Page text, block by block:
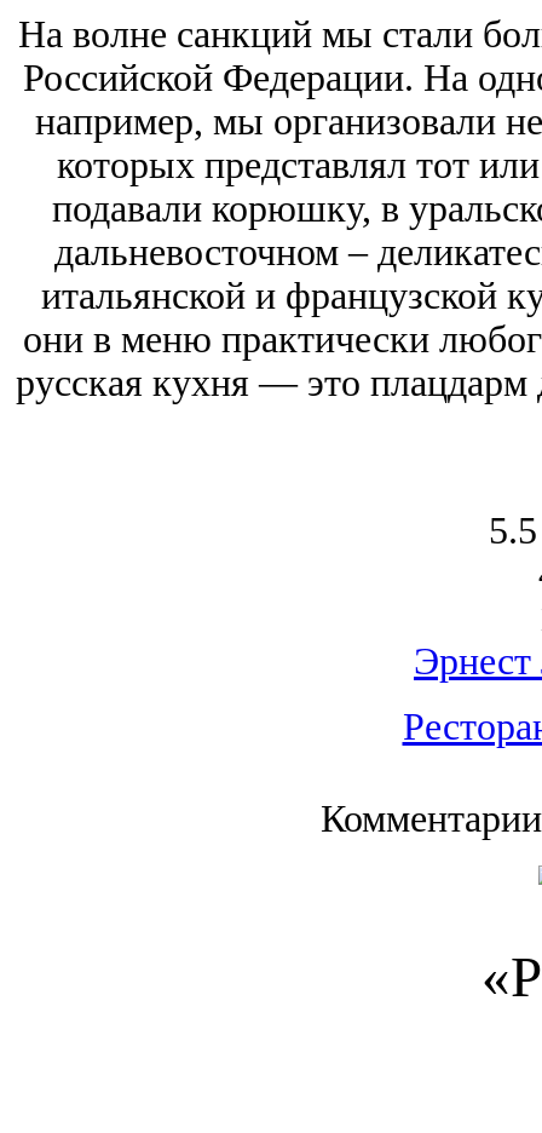
На волне санкций мы стали
Российской Федерации. На
например, мы организовали
которых представлял тот
подавали корюшку, в
дальневосточном –
итальянской и французской
они в меню практически
русская кухня — это